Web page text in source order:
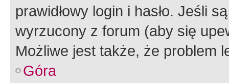
prawidłowy login i hasło. Jeśli
wyrzucony z forum (aby się
Możliwe jest także, że problem
Góra